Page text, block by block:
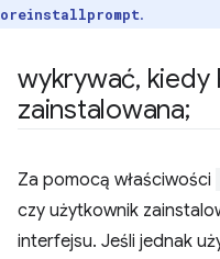
.
wykrywać, kiedy
zainstalowana;
Za pomocą właściwości
czy użytkownik
interfejsu. Jeśli jednak